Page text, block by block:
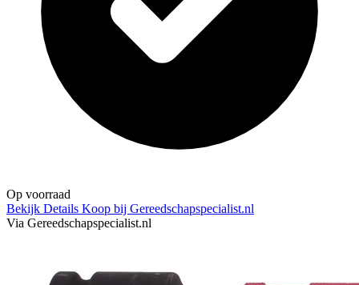
Op voorraad
Bekijk Details Koop bij Gereedschapspecialist.nl
Via Gereedschapspecialist.nl